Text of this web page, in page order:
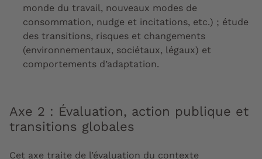
monde du travail, nouveaux modes de
consommation, nudge et incitations, etc.) ; étude
des transitions, risques et changements
(environnementaux, sociétaux, légaux) et
comportements d’adaptation.
Axe 2 : Évaluation, action publique et
transitions globales
Cet axe traite de l’évaluation du contexte